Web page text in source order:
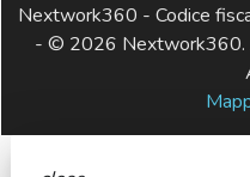
Nextwork360 - Codice
- © 2026 Nextwork360.